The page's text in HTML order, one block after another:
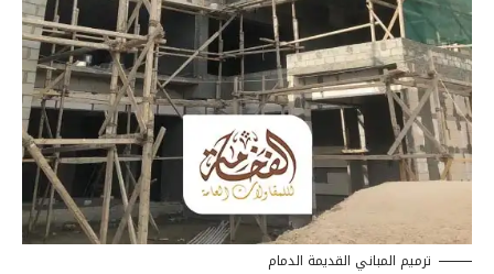
ترميم المباني القديمة الدمام